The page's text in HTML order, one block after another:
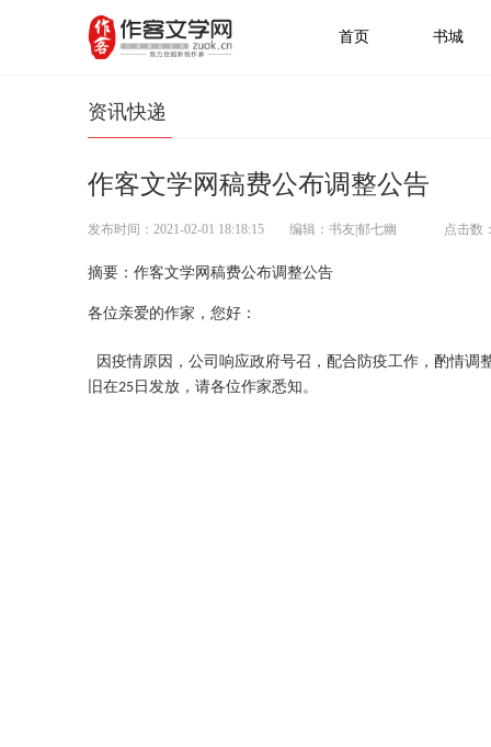
首页 书城
资讯快递
作客文学网稿费公布调整公告
发布时间：2021-02-01 18:18:15 编辑：书友|郁七幽 点击数
摘要：作客文学网稿费公布调整公告
各位亲爱的作家，您好：
因疫情原因，公司响应政府号召，配合防疫工作，酌情调
旧在25 日发放，请各位作家悉知。